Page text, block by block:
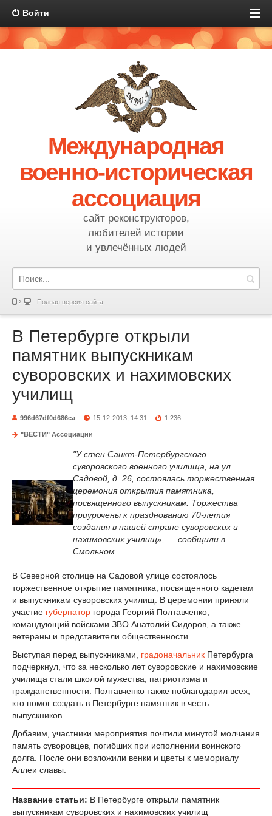
Войти
Международная
военно-историческая
ассоциация
сайт реконструкторов,
любителей истории
и увлечённых людей
Полная версия сайта
В Петербурге открыли
памятник выпускникам
суворовских и нахимовских
училищ
996d67df0d686ca 15-12-2013, 14:31 1 236
"ВЕСТИ" Ассоциации
"У стен Санкт-Петербургского
суворовского военного училища, на ул.
Садовой, д. 26, состоялась торжественная
церемония открытия памятника,
посвященного выпускникам. Торжества
приурочены к празднованию 70-летия
создания в нашей стране суворовских и
нахимовских училищ», — сообщили в
Смольном.
В Северной столице на Садовой улице состоялось
торжественное открытие памятника, посвященного кадетам
и выпускникам суворовских училищ. В церемонии приняли
участие губернатор города Георгий Полтавченко,
командующий войсками ЗВО Анатолий Сидоров, а также
ветераны и представители общественности.
Выступая перед выпускниками, градоначальник Петербурга
подчеркнул, что за несколько лет суворовские и нахимовские
училища стали школой мужества, патриотизма и
гражданственности. Полтавченко также поблагодарил всех,
кто помог создать в Петербурге памятник в честь
выпускников.
Добавим, участники мероприятия почтили минутой молчания
память суворовцев, погибших при исполнении воинского
долга. После они возложили венки и цветы к мемориалу
Аллеи славы.
Название статьи: В Петербурге открыли памятник
выпускникам суворовских и нахимовских училищ